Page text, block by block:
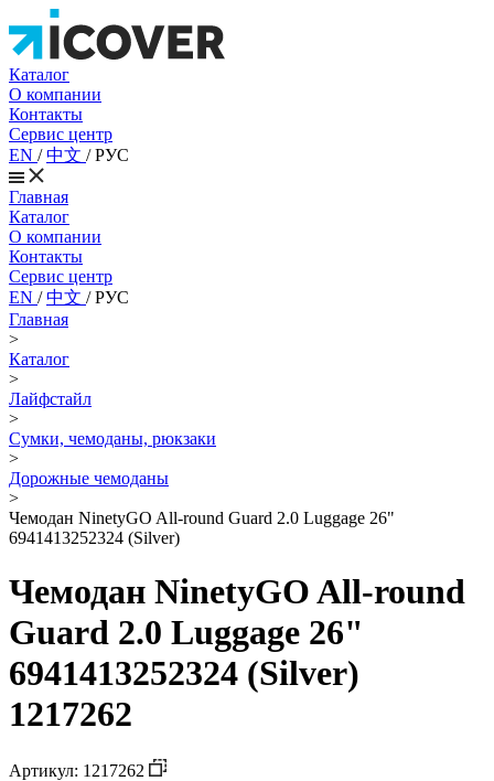
Каталог
О компании
Контакты
Сервис центр
EN /中文 /РУС
Главная
Каталог
О компании
Контакты
Сервис центр
EN /中文 /РУС
Главная
>
Каталог
>
Лайфстайл
>
Сумки, чемоданы, рюкзаки
>
Дорожные чемоданы
>
Чемодан NinetyGO All-round Guard 2.0 Luggage 26"
6941413252324 (Silver)
Чемодан NinetyGO All-round
Guard 2.0 Luggage 26"
6941413252324 (Silver)
1217262
Артикул: 1217262